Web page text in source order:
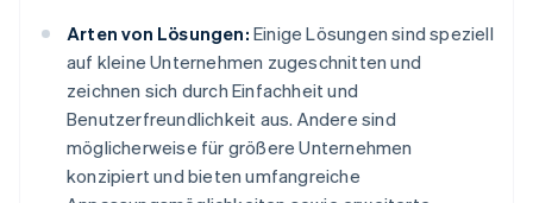
Arten von Lösungen: Einige Lösungen sind speziell
auf kleine Unternehmen zugeschnitten und
zeichnen sich durch Einfachheit und
Benutzerfreundlichkeit aus. Andere sind
möglicherweise für größere Unternehmen
konzipiert und bieten umfangreiche